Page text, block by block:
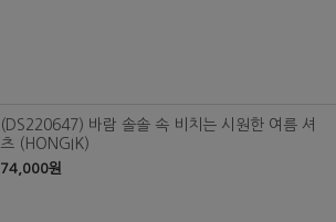
(DS220647) 바람 솔솔 속 비치는 시원한 여름 셔
츠 (HONGIK)
74,000원